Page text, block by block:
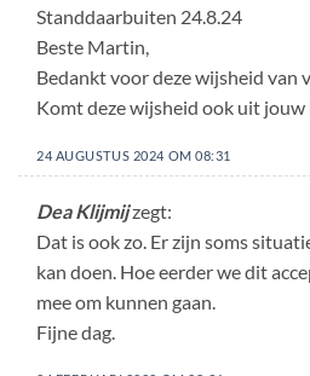
Standdaarbuiten 24.8.24
Beste Martin,
Bedankt voor deze wijsheid van
Komt deze wijsheid ook uit jouw
24 AUGUSTUS 2024 OM 08:31
Dea Klijmijzegt:
Dat is ook zo. Er zijn soms
kan doen. Hoe eerder we dit
mee om kunnen gaan.
Fijne dag.